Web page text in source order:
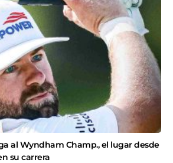
al Wyndham Champ., el lugar desde
su carrera